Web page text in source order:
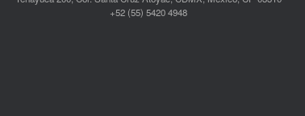
+52 (55) 5420 4948